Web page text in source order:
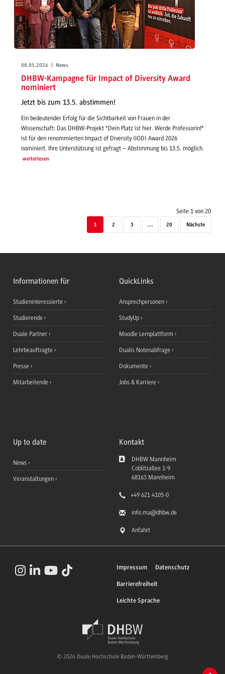
08.05.2026 | News
DHBW-Kampagne für Impact of Diversity Award
nominiert
Jetzt bis zum 13.5. abstimmen!
Ein bedeutender Erfolg für die Sichtbarkeit von Frauen in der
Wissenschaft: Das DHBW-Projekt "Dein Platz ist hier. Werde Professorin!"
ist für den renommierten Impact of Diversity (IOD) Award 2026
nominiert. Ihre Unterstützung ist gefragt – Abstimmung bis 13.5. möglich.
weiterlesen
Seite 1 von 20
1 2 3 .... 20 Nächste
Informationen für
Studieninteressierte
Studierende
Duale Partner
Lehrbeauftragte
Presse
Mitarbeitende
QuickLinks
Ansprechpersonen
StudyUp
Moodle Lernplattform
Dualis Notenabfrage
Dokumente
Jobs & Karriere
Up to date
News
Veranstaltungen
Kontakt
DHBW Mannheim
Coblitzallee 1-9
68163 Mannheim
+49 621 4105-0
info.ma@dhbw.de
Anfahrt
Impressum Datenschutz
Barrierefreiheit
Leichte Sprache
© 2026 Duale Hochschule Baden-Württemberg